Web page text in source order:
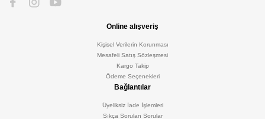
Online alışveriş
Kişisel Verilerin Korunması
Mesafeli Satış Sözleşmesi
Kargo Takip
Ödeme Seçenekleri
Bağlantılar
Üyeliksiz İade İşlemleri
Sıkça Sorulan Sorular